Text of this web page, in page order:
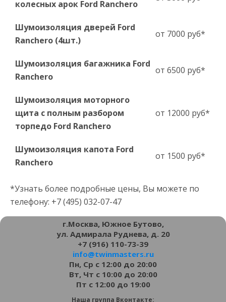
колесных арок Ford Ranchero
Шумоизоляция дверей Ford
Ranchero (4шт.)
от 7000 руб*
Шумоизоляция багажника Ford
Ranchero
от 6500 руб*
Шумоизоляция моторного
щита с полным разбором
торпедо Ford Ranchero
от 12000 руб*
Шумоизоляция капота Ford
Ranchero
от 1500 руб*
*Узнать более подробные цены, Вы можете по
телефону: +7 (495) 032-07-47
г.Москва, Южное Бутово,
ул. Адмирала Руднева, д. 20
+7 (916) 110-73-39
info@twinmasters.ru
Пн, Ср с 12:00 до 20:00
Вт, Чт с 10:00 до 20:00
Пт с 12:00 до 19:00
Наша группа Вконтакте: